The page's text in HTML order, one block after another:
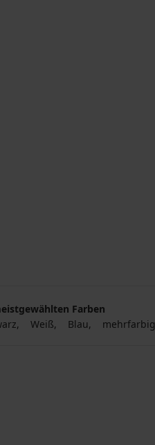
Farben
Weiß Blau mehrfarbig